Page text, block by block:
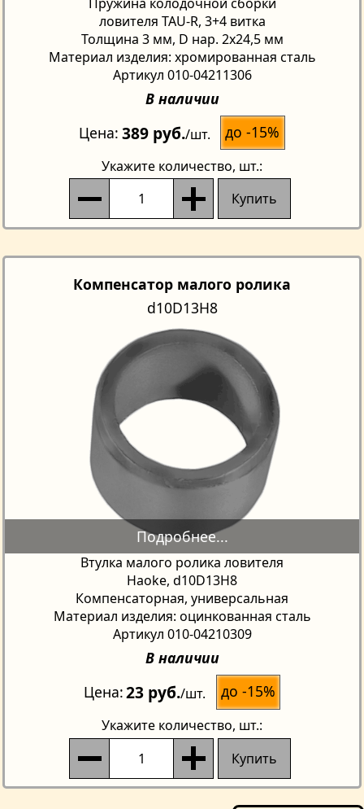
ловителя TAU-R, 3+4 витка
Толщина 3 мм, D нар. 2х24,5 мм
Материал изделия: хромированная сталь
Артикул 010-04211306
В наличии
Цена 389 руб./шт. до -15%
Укажите количество, шт.:
Купить
Компенсатор малого ролика
d10D13H8
Втулка малого ролика ловителя
Haoke, d10D13H8
Компенсаторная, универсальная
Материал изделия: оцинкованная сталь
Артикул 010-04210309
В наличии
Цена 23 руб./шт. до -15%
Укажите количество, шт.:
Купить